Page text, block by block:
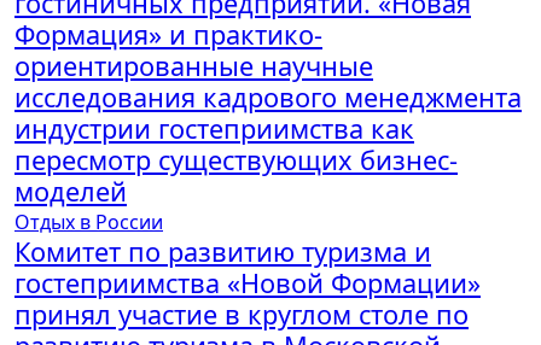
Формация» и практико-
ориентированные научные
исследования кадрового менеджмента
индустрии гостеприимства как
пересмотр существующих бизнес-
моделей
Отдых в России
Комитет по развитию туризма и
гостеприимства «Новой Формации»
принял участие в круглом столе по